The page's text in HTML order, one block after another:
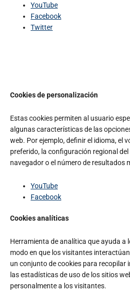
YouTube
Facebook
Twitter
Cookies de personalización
Estas cookies permiten al usuario
algunas características de las
web. Por ejemplo, definir el idioma, el
preferido, la configuración regional del
navegador o el número de resultados
YouTube
Facebook
Cookies analíticas
Herramienta de analítica que ayuda a
modo en que los visitantes
un conjunto de cookies para recopilar
las estadísticas de uso de los sitios
personalmente a los visitantes.